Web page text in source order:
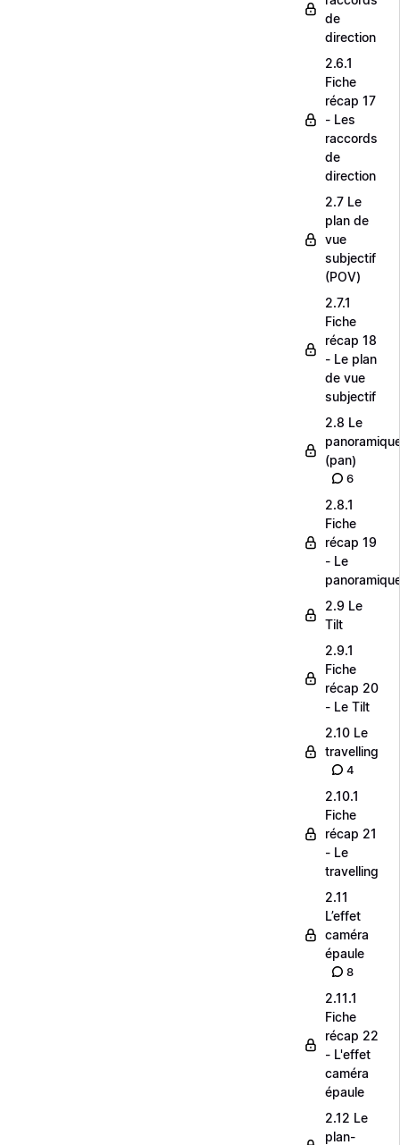
de
direction
2.6.1
Fiche
récap 17
- Les
raccords
de
direction
2.7 Le
plan de
vue
subjectif
(POV)
2.7.1
Fiche
récap 18
- Le plan
de vue
subjectif
2.8 Le
(pan)
6
2.8.1
Fiche
récap 19
- Le
2.9 Le
Tilt
2.9.1
Fiche
récap 20
- Le Tilt
2.10 Le
travelling
4
2.10.1
Fiche
récap 21
- Le
travelling
2.11
L’effet
caméra
épaule
8
2.11.1
Fiche
récap 22
- L'effet
caméra
épaule
2.12 Le
plan-